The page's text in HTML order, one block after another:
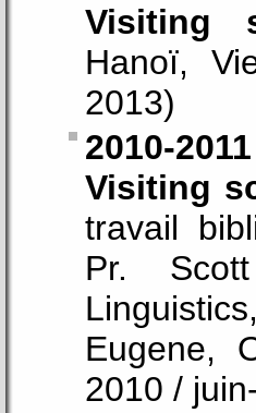
Visiting
Hanoï,
2013)
2010-2011
Visiting
travail
Pr.
Eugene,
2010 /